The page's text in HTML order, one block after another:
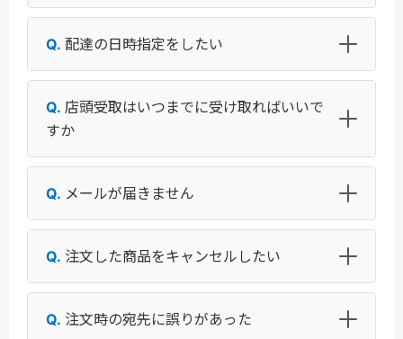
配達の日時指定をしたい
店頭受取はいつまでに受け取ればいいで
すか
メールが届きません
注文した商品をキャンセルしたい
注文時の宛先に誤りがあった